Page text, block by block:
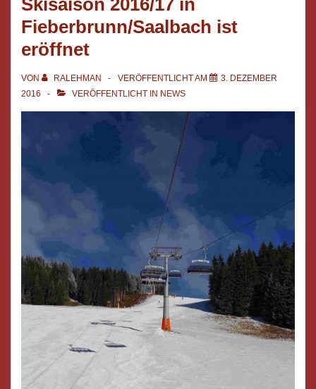
Skisaison 2016/17 in
Fieberbrunn/Saalbach ist
eröffnet
VON RALEHMAN VERÖFFENTLICHT AM
3. DEZEMBER
2016
VERÖFFENTLICHT IN NEWS